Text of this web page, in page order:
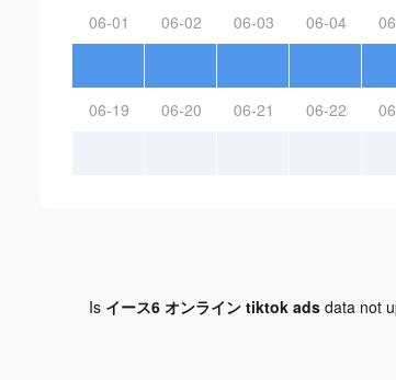
06-01 06-02 06-03 06-04
06-19 06-20 06-21 06-22
Is イース6 オンライン tiktok adsdata not